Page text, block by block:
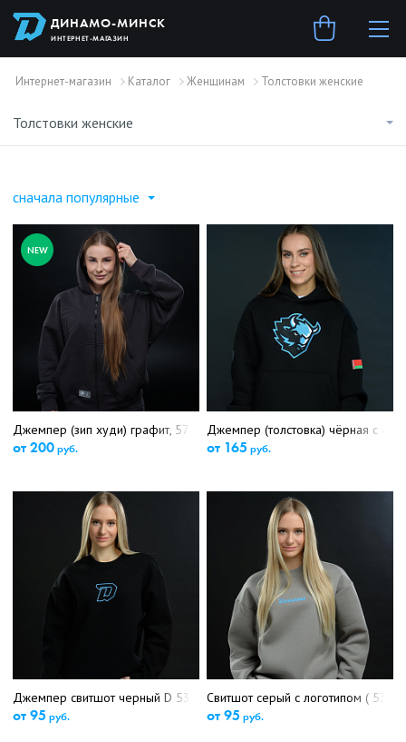
ДИНАМО-МИНСК
ИНТЕРНЕТ-МАГАЗИН
Интернет-магазин Каталог Женщинам Толстовки женские
Толстовки женские
сначала популярные
Джемпер (зип худи) графит, 5756
от 200руб.
NEW
Джемпер (толстовка) чёрная с
от 165 руб.
Джемпер свитшот черный D 5375
от 95 руб.
Свитшот серый с логотипом ( 5357)
от 95 руб.